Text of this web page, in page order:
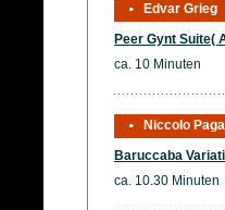
Edvar Grieg
Peer Gynt Suite(
ca. 10 Minuten
Niccolo
Baruccaba
ca. 10.30 Minuten